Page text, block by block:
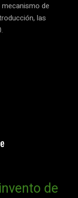
de
las
de